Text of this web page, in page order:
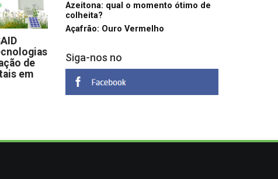
de
em
Azeitona: qual o momento ótimo de
colheita?
Açafrão: Ouro Vermelho
Siga-nos no